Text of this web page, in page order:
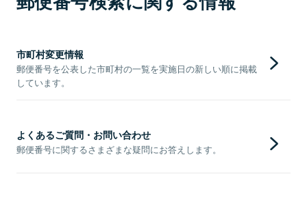
市町村変更情報
郵便番号を公表した市町村の一覧を実施日の新しい順に掲載
しています。
よくあるご質問・お問い合わせ
郵便番号に関するさまざまな疑問にお答えします。